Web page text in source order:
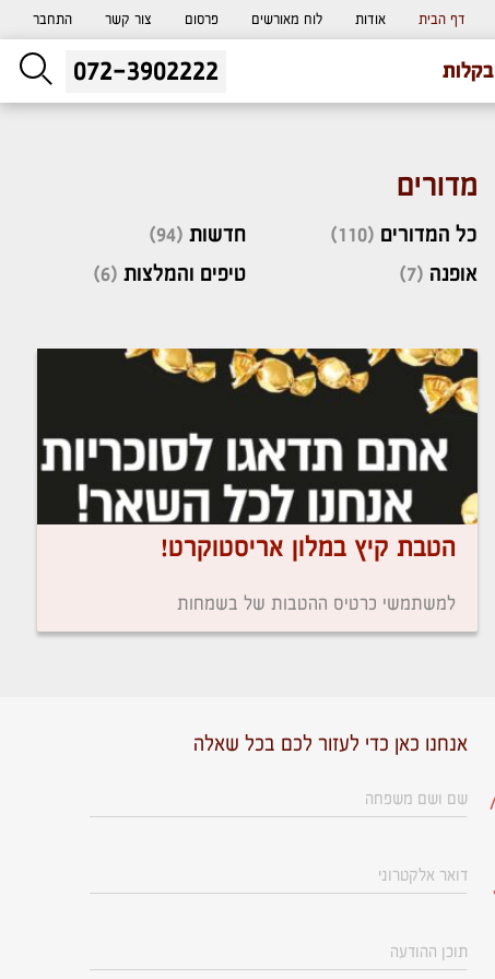
דף הבית אודות לוח מאורשים פרסום צור קשר התחבר
בקלות ליעוץ חינם
והזמנת כרטיס שמחות
072-3902222
מדורים
כל המדורים (110)
אופנה (7)
חדשות (94)
טיפים והמלצות (6)
הטבת קיץ במלון אריסטוקרט!
למשתמשי כרטיס ההטבות של בשמחות
אנחנו כאן כדי לעזור לכם בכל שאלה